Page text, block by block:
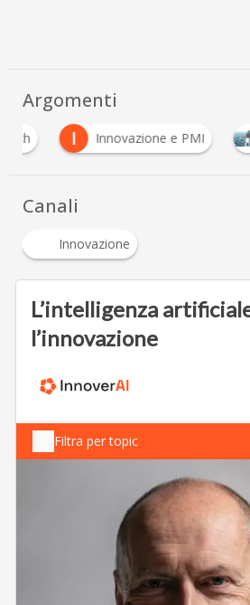
Argomenti
tech I Innovazione e PMI
Canali
Innovazione
L’intelligenza
l’innovazione
Filtra per topic